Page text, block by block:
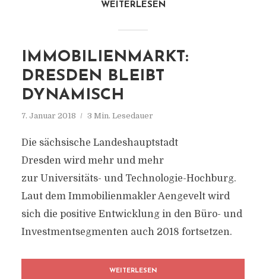
WEITERLESEN
IMMOBILIENMARKT:
DRESDEN BLEIBT
DYNAMISCH
7. Januar 2018 3 Min. Lesedauer
Die sächsische Landeshauptstadt
Dresden wird mehr und mehr
zur Universitäts- und Technologie-Hochburg.
Laut dem Immobilienmakler Aengevelt wird
sich die positive Entwicklung in den Büro- und
Investmentsegmenten auch 2018 fortsetzen.
WEITERLESEN